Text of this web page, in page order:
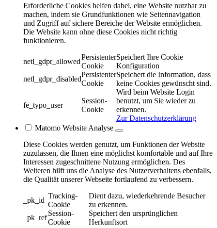
Erforderliche Cookies helfen dabei, eine Website nutzbar zu
machen, indem sie Grundfunktionen wie Seitennavigation
und Zugriff auf sichere Bereiche der Website ermöglichen.
Die Website kann ohne diese Cookies nicht richtig
funktionieren.
netl_gdpr_allowed
Persistenter
Cookie
Speichert Ihre Cookie
Konfiguration
netl_gdpr_disabled
Persistenter
Cookie
Speichert die Information, dass
keine Cookies gewünscht sind.
fe_typo_user
Session-
Cookie
Wird beim Website Login
benutzt, um Sie wieder zu
erkennen.
Zur Datenschutzerklärung
Matomo Website Analyse
Diese Cookies werden genutzt, um Funktionen der Website
zuzulassen, die Ihnen eine möglichst komfortable und auf Ihre
Interessen zugeschnittene Nutzung ermöglichen. Des
Weiteren hilft uns die Analyse des Nutzerverhaltens ebenfalls,
die Qualität unserer Webseite fortlaufend zu verbessern.
_pk_id
Tracking-
Cookie
Dient dazu, wiederkehrende Besucher
zu erkennen.
_pk_ref
Session-
Cookie
Speichert den ursprünglichen
Herkunftsort